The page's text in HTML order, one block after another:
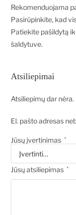
Rekomenduojama
Pasirūpinkite, kad
Patiekite pašildytą
šaldytuve.
Atsiliepimai
Atsiliepimų dar nėra.
El. pašto adresas
Jūsų įvertinimas *
Jūsų atsiliepimas *